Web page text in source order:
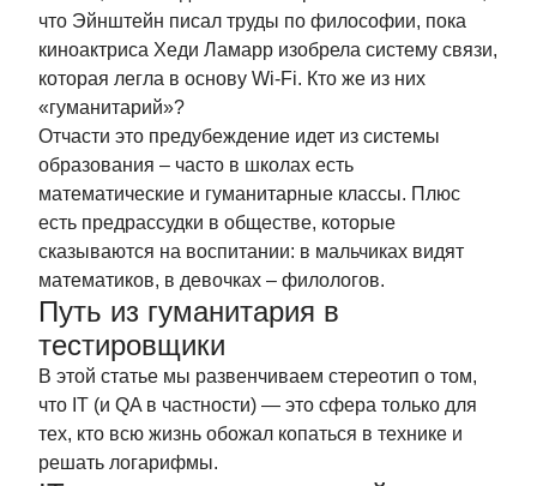
что Эйнштейн писал труды по философии, пока
киноактриса Хеди Ламарр изобрела систему связи,
которая легла в основу Wi-Fi. Кто же из них
«гуманитарий»?
Отчасти это предубеждение идет из системы
образования – часто в школах есть
математические и гуманитарные классы. Плюс
есть предрассудки в обществе, которые
сказываются на воспитании: в мальчиках видят
математиков, в девочках – филологов.
Путь из гуманитария в
тестировщики
В этой статье мы развенчиваем стереотип о том,
что IT (и QA в частности) — это сфера только для
тех, кто всю жизнь обожал копаться в технике и
решать логарифмы.